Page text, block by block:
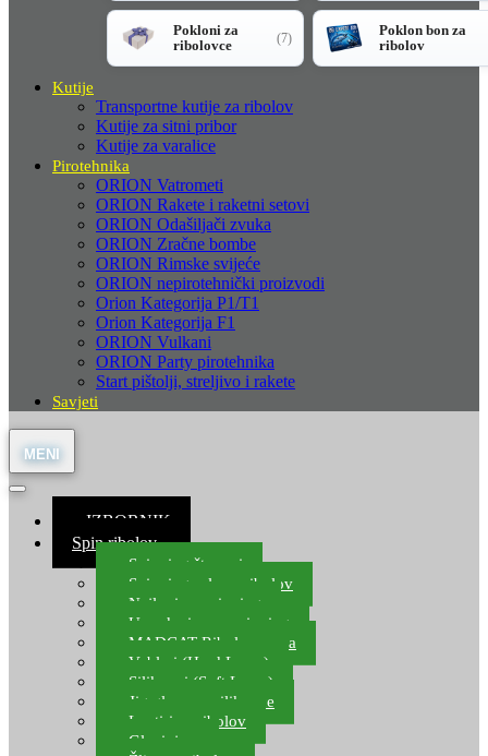
Pokloni za
ribolovce
(7)
Poklon bon za
ribolov
Kutije
Transportne kutije za ribolov
Kutije za sitni pribor
Kutije za varalice
Pirotehnika
ORION Vatrometi
ORION Rakete i raketni setovi
ORION Odašiljači zvuka
ORION Zračne bombe
ORION Rimske svijeće
ORION nepirotehnički proizvodi
Orion Kategorija P1/T1
Orion Kategorija F1
ORION Vulkani
ORION Party pirotehnika
Start pištolji, streljivo i rakete
Savjeti
≡ IZBORNIK
Spin ribolov
Spinning štapovi
Spinning role za ribolov
Najloni za spinning
Upredenice za spinning
MADCAT Ribolov soma
Vobleri (Hard Lures)
Silikonci (Soft Lures)
Jig glave za silikonce
Leptiri za ribolov
Glavinjare